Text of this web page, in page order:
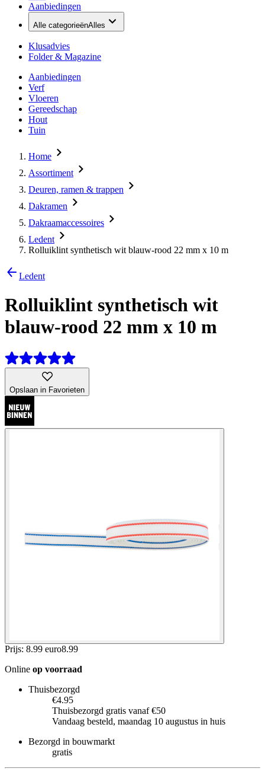
Aanbiedingen
Alle categorieënAlles
Klusadvies
Folder & Magazine
Aanbiedingen
Verf
Vloeren
Gereedschap
Hout
Tuin
Home
Assortiment
Deuren, ramen & trappen
Dakramen
Dakraamaccessoires
Ledent
Rolluiklint synthetisch wit blauw-rood 22 mm x 10 m
Ledent
Rolluiklint synthetisch wit
blauw-rood 22 mm x 10 m
Opslaan in Favorieten
Prijs: 8.99 euro8.99
Online op voorraad
Thuisbezorgd
€4.95
Thuisbezorgd gratis vanaf €50
Vandaag besteld, maandag 10 augustus in huis
Bezorgd in bouwmarkt
gratis